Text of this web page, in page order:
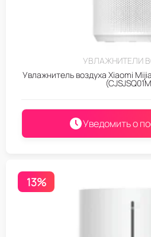
УВЛАЖНИТЕЛИ
Увлажнитель воздуха Xiaomi
Уведомить о
13%